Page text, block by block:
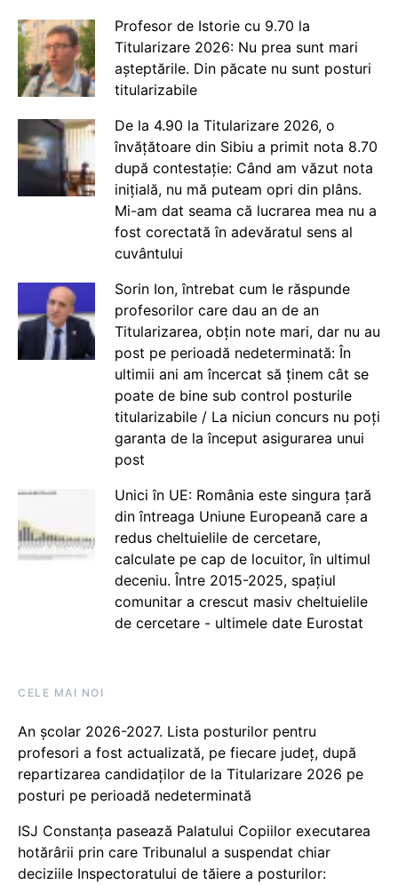
Profesor de Istorie cu 9.70 la
Titularizare 2026: Nu prea sunt mari
așteptările. Din păcate nu sunt posturi
titularizabile
De la 4.90 la Titularizare 2026, o
învățătoare din Sibiu a primit nota 8.70
după contestație: Când am văzut nota
inițială, nu mă puteam opri din plâns.
Mi-am dat seama că lucrarea mea nu a
fost corectată în adevăratul sens al
cuvântului
Sorin Ion, întrebat cum le răspunde
profesorilor care dau an de an
Titularizarea, obțin note mari, dar nu au
post pe perioadă nedeterminată: În
ultimii ani am încercat să ținem cât se
poate de bine sub control posturile
titularizabile / La niciun concurs nu poți
garanta de la început asigurarea unui
post
Unici în UE: România este singura țară
din întreaga Uniune Europeană care a
redus cheltuielile de cercetare,
calculate pe cap de locuitor, în ultimul
deceniu. Între 2015-2025, spațiul
comunitar a crescut masiv cheltuielile
de cercetare - ultimele date Eurostat
CELE MAI NOI
An școlar 2026-2027. Lista posturilor pentru
profesori a fost actualizată, pe fiecare județ, după
repartizarea candidaților de la Titularizare 2026 pe
posturi pe perioadă nedeterminată
ISJ Constanța pasează Palatului Copiilor executarea
hotărârii prin care Tribunalul a suspendat chiar
deciziile Inspectoratului de tăiere a posturilor: